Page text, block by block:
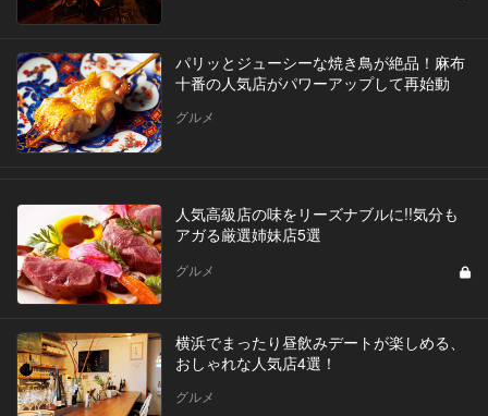
パリッとジューシーな焼き鳥が絶品！麻布
十番の人気店がパワーアップして再始動
グルメ
人気高級店の味をリーズナブルに!!気分も
アガる厳選姉妹店5選
グルメ
横浜でまったり昼飲みデートが楽しめる、
おしゃれな人気店4選！
グルメ